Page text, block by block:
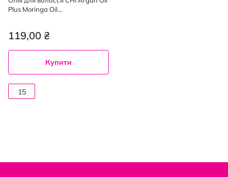
Plus Moringa Oil
119,00 ₴
Купити
15